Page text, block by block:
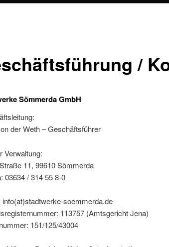
/
Sömmerda GmbH
der Weth – Geschäftsführer
Verwaltung:
11, 99610 Sömmerda
03634 / 314 55 8-0
info(at)stadtwerke-soemmerda.de
113757 (Amtsgericht Jena)
151/125/43004